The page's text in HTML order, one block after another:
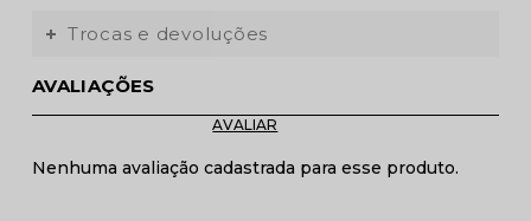
Trocas e devoluções
AVALIAÇÕES
Nenhuma avaliação cadastrada para esse produto.